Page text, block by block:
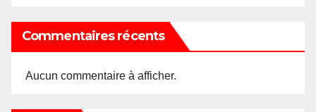
Commentaires récents
Aucun commentaire à afficher.